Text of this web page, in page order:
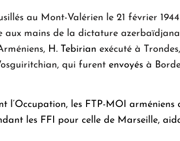
au Mont-Valérien le 21 février
aux mains de la dictature
H. Tebirian exécuté à
qui furent envoyés à
l’Occupation, les FTP-MOI
les FFI pour celle de Marseille,